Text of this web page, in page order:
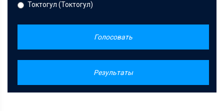
Токтогул (Токтогул)
Голосовать
Результаты